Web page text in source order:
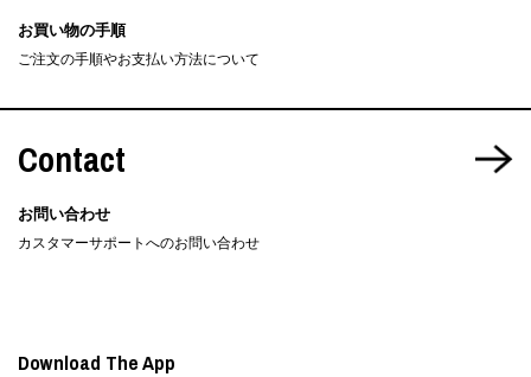
お買い物の手順
ご注文の手順やお支払い方法について
Contact
お問い合わせ
カスタマーサポートへのお問い合わせ
Download The App